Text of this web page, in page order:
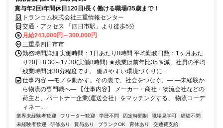
賞与年2回/年間休日120日/長く働ける職場/35歳まで！
トランコム株式会社三重情報センター
交通・アクセス 「四日市駅」より徒歩5分
月給243,000円～300,000円
三重県四日市市
勤務時間詳細 実働時間：1日あたり8時間 平均勤務日数：1ヶ月あた
り20日 8:30～17:30(実働8時間) ★残業は前年比35％減、社員の平均
残業時間は30分程度です。 働きやすい環境づくりに...
仕事内容 ―モノを動かす。その裏で、社会をつなぐ。― ―未経験か
ら物流の専門職へ― 【仕事内容】 メーカー・商社・物流会社などの
荷主と、パートナー企業(運送会社）をマッチングする、 物流コーデ
ィネー...
業界未経験者歓迎 フリーター歓迎 学歴不問 固定時間制 職場見学可
経験不問
未経験者歓迎
研修あり 賞与あり ブランクOK 育休あり
交通費支給